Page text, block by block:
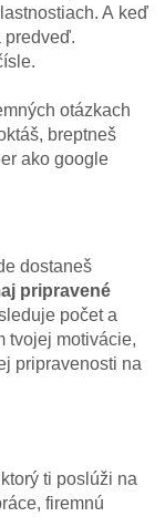
A keď
predveď.
otázkach
breptneš
ako google
dostaneš
pripravené
počet a
tvojej motivácie,
pripravenosti na
ti poslúži na
firemnú